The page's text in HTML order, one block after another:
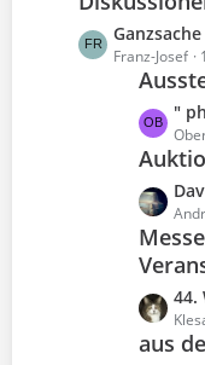
r
ä
g
e
i
t
r
ä
g
e
e
L
e
Franz-Josef
L
e
t
z
t
e
B
e
i
r
"
L
e
t
z
e
B
e
L
e
t
44.
aus